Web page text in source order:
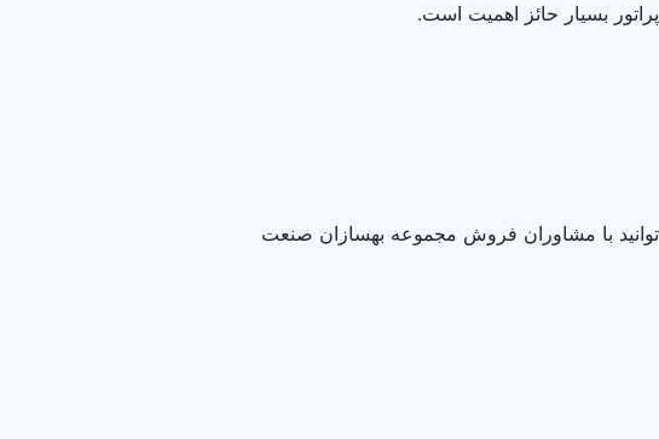
بسیار حائز اهمیت است.
با مشاوران فروش مجموعه بهسازان صنعت